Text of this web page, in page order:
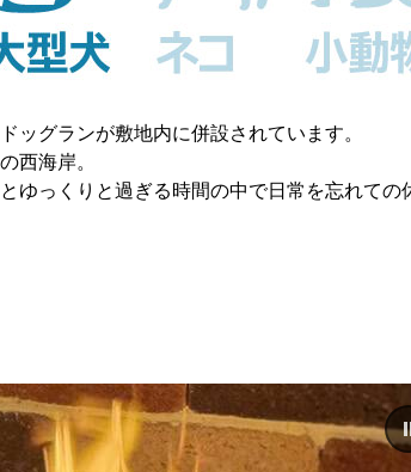
ッグランが敷地内に併設されています。
西海岸。
ゆっくりと過ぎる時間の中で日常を忘れての